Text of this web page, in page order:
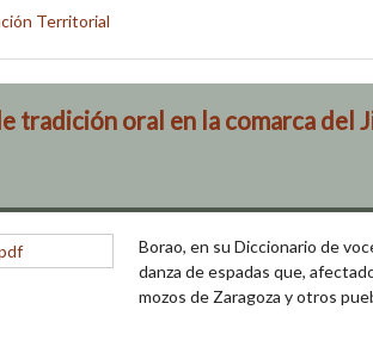
Territorial
tradición oral en la comarca del
Borao, en su Diccionario de
danza de espadas que,
mozos de Zaragoza y otros